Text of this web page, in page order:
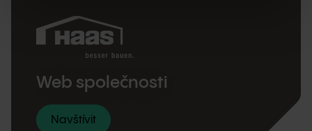
Web společnosti
Navštívit